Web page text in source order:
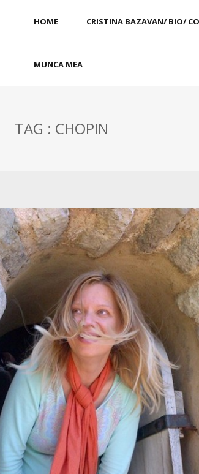
HOME CRISTINA BAZAVAN/ BIO/
MUNCA MEA
TAG : CHOPIN